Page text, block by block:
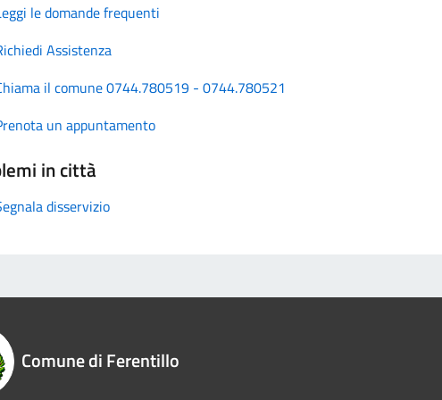
le domande frequenti
Assistenza
il comune 0744.780519 - 0744.780521
un appuntamento
in città
disservizio
Comune di Ferentillo